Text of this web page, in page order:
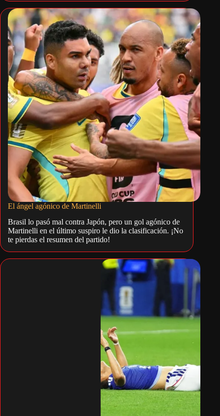
El ángel agónico de Martinelli
Brasil lo pasó mal contra Japón, pero un gol agónico de
Martinelli en el último suspiro le dio la clasificación. ¡No
te pierdas el resumen del partido!